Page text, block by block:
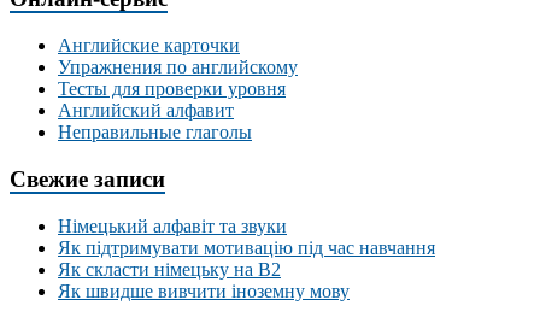
Английские карточки
Упражнения по английскому
Тесты для проверки уровня
Английский алфавит
Неправильные глаголы
Свежие записи
Німецький алфавіт та звуки
Як підтримувати мотивацію під час навчання
Як скласти німецьку на В2
Як швидше вивчити іноземну мову